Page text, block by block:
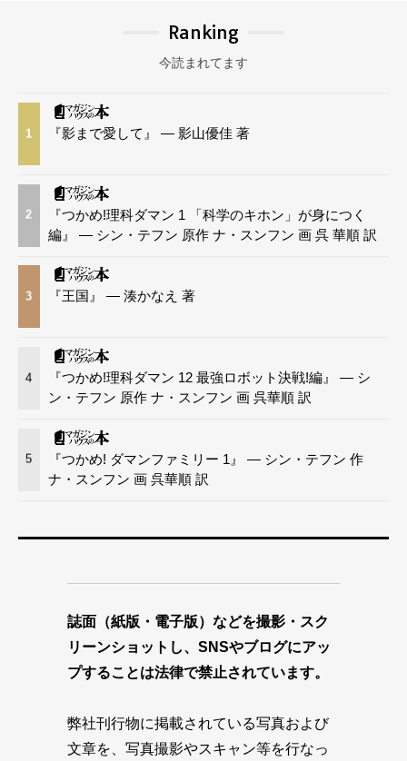
Ranking
今読まれてます
1 『影まで愛して』 — 影山優佳 著
2
『つかめ!理科ダマン 1 「科学のキホン」が身につく
編』 — シン・テフン 原作 ナ・スンフン 画 呉 華順 訳
3 『王国』 — 湊かなえ 著
4
『つかめ!理科ダマン 12 最強ロボット決戦!編』 — シ
ン・テフン 原作 ナ・スンフン 画 呉華順 訳
5
『つかめ! ダマンファミリー 1』 — シン・テフン 作
ナ・スンフン 画 呉華順 訳
誌面（紙版・電子版）などを撮影・スク
リーンショットし、SNSやブログにアッ
プすることは法律で禁止されています。
弊社刊行物に掲載されている写真および
文章を、写真撮影やスキャン等を行なっ